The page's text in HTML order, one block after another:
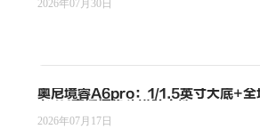
2026年07月30日
奥尼境睿A6pro：1/1.5英寸大底+全
2026年07月17日